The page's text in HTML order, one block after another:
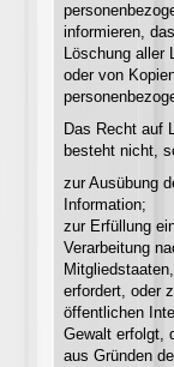
informieren,
Löschung aller
oder von
Das Recht auf
besteht nicht,
zur Ausübung
Information;
zur Erfüllung
Verarbeitung
erfordert, oder
öffentlichen
Gewalt erfolgt,
aus Gründen